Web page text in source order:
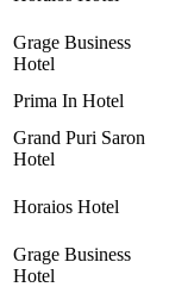
Grage Business
Hotel
Prima In Hotel
Grand Puri Saron
Hotel
Horaios Hotel
Grage Business
Hotel